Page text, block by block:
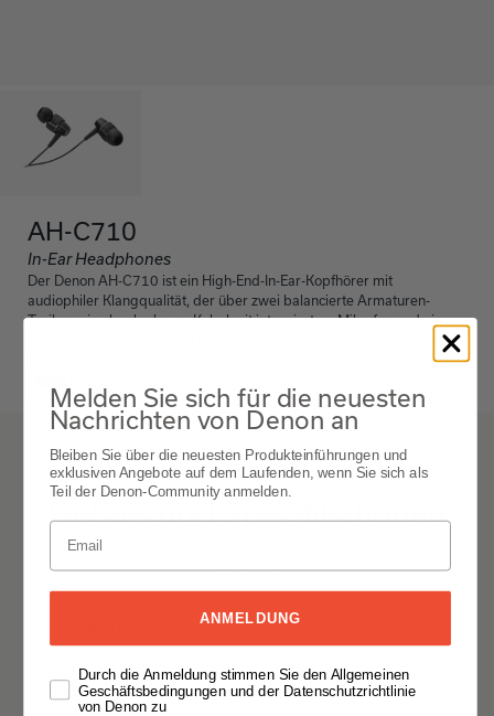
AH-C710
In-Ear Headphones
Der Denon AH-C710 ist ein High-End-In-Ear-Kopfhörer mit
audiophiler Klangqualität, der über zwei balancierte Armaturen-
Treiber, ein abnehmbares Kabel mit integriertem Mikrofon und ein
bequemes ergonomisches Design verfügt und präzise und immersive
AH-C710
Details und Spezifikationen
Alle öffnen
Melden Sie sich für die neuesten
Nachrichten von Denon an
Bleiben Sie über die neuesten Produkteinführungen und
exklusiven Angebote auf dem Laufenden, wenn Sie sich als
Teil der Denon-Community anmelden.
ANMELDUNG
Durch die Anmeldung stimmen Sie den Allgemeinen
Geschäftsbedingungen und der Datenschutzrichtlinie
von Denon zu